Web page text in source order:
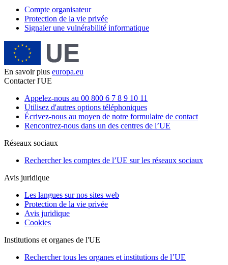
Compte organisateur
Protection de la vie privée
Signaler une vulnérabilité informatique
En savoir plus europa.eu
Contacter l'UE
Appelez-nous au 00 800 6 7 8 9 10 11
Utilisez d'autres options téléphoniques
Écrivez-nous au moyen de notre formulaire de contact
Rencontrez-nous dans un des centres de l’UE
Réseaux sociaux
Rechercher les comptes de l’UE sur les réseaux sociaux
Avis juridique
Les langues sur nos sites web
Protection de la vie privée
Avis juridique
Cookies
Institutions et organes de l'UE
Rechercher tous les organes et institutions de l’UE